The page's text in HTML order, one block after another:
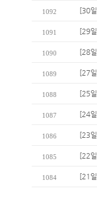
1092 [30
1091 [29
1090 [28
1089 [27
1088 [25
1087 [24
1086 [23
1085 [22
1084 [21